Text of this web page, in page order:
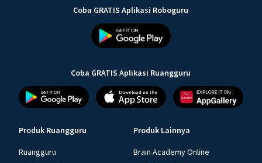
Coba GRATIS Aplikasi Roboguru
Coba GRATIS Aplikasi Ruangguru
Produk Ruangguru
Ruangguru
Produk Lainnya
Brain Academy Online